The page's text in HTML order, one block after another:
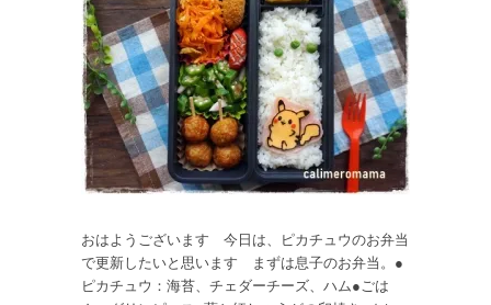
おはようございます 今日は、ピカチュウのお弁当
で更新したいと思います まずは息子のお弁当。●
ピカチュウ：海苔、チェダーチーズ、ハム●ごは